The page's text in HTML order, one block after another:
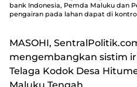
bank Indonesia, Pemda Maluku dan
pengairan pada lahan dapat di
MASOHI,
mengembangkan sistim
Telaga Kodok Desa